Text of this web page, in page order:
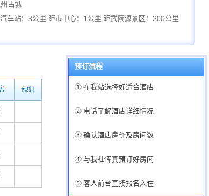
古城
车站：3公里 距市中心：1公里 距武陵源景区：200公里
预订
预订流程
① 在我站选择好适合酒店
② 电话了解酒店详细情况
③ 确认酒店房价及房间数
④ 与我社传真预订好房间
⑤ 客人前台直接报名入住